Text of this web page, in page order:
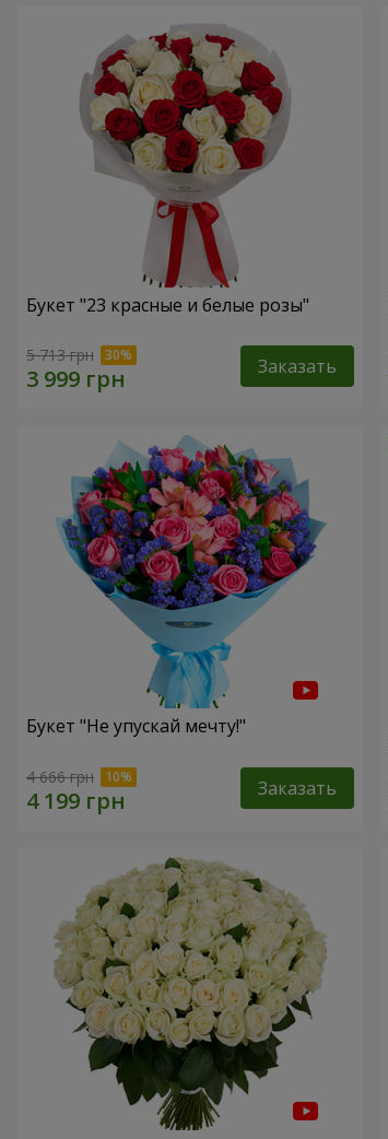
Букет "23 красные и белые розы"
5 713 грн Заказать
Букет "Не упускай мечту!"
4 666 грн Заказать